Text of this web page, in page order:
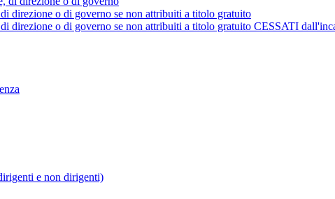
direzione o di governo se non attribuiti a titolo gratuito
direzione o di governo se non attribuiti a titolo gratuito CESSATI
e non dirigenti)